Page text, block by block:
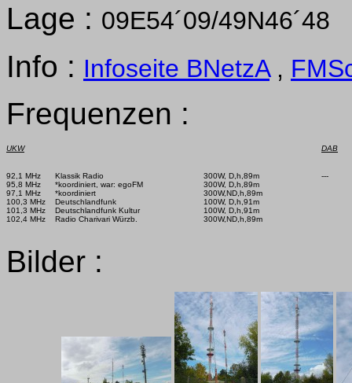
Lage : 09E54´09/49N46´48
Info : Infoseite BNetzA,
Frequenzen :
UKW
92,1 MHz      Klassik Radio
95,8 MHz      *koordiniert, war: egoFM
97,1 MHz      *koordiniert
100,3 MHz    Deutschlandfunk
101,3 MHz    Deutschlandfunk Kultur
102,4 MHz    Radio Charivari Würzb.
300W, D,h,89m
300W, D,h,89m
300W,ND,h,89m
100W, D,h,91m
100W, D,h,91m
300W,ND,h,89m
DAB
---
Bilder :